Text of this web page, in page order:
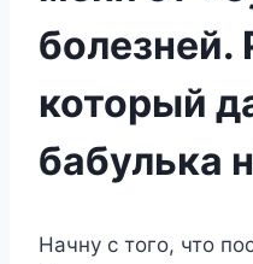
болезней.
который
бабулька
Начну с того, что